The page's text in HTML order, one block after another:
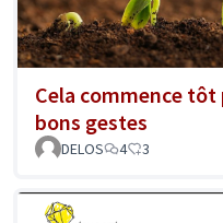
Cela commence
bons gestes
DELOS 4 3